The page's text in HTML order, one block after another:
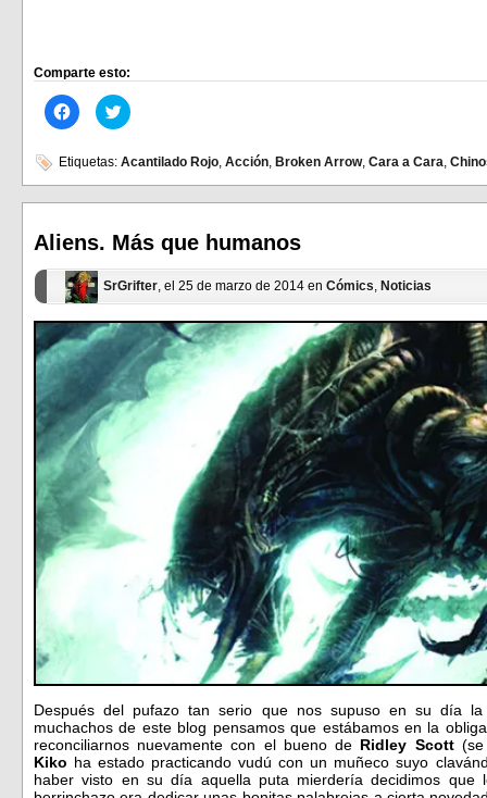
Comparte esto:
Haz
clic
en
Facebook
(Se
abre
ventana
nueva)
Haz
clic
en
(Se
abre
ventana
nueva)
Etiquetas: Acantilado Rojo Acción Broken Arrow, Cara a Cara
Aliens. Más que humanos
SrGrifter, el 25 de marzo de 2014 en Cómics, Noticias
Después del pufazo tan serio que nos supuso en su día
muchachos de este blog pensamos que estábamos en la
reconciliarnos nuevamente con el bueno de Ridley Scott
Kiko ha estado practicando vudú con un muñeco suyo
haber visto en su día aquella puta mierdería decidimos que